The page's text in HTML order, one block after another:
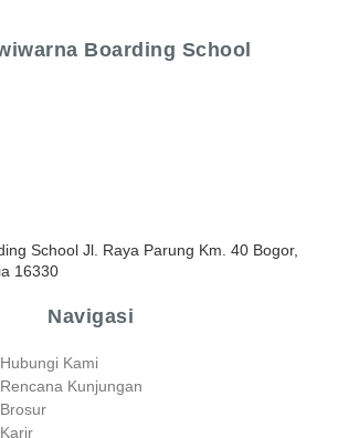
Boarding School
School Jl. Raya Parung Km. 40 Bogor,
16330
Navigasi
Hubungi Kami
Rencana Kunjungan
Brosur
Karir